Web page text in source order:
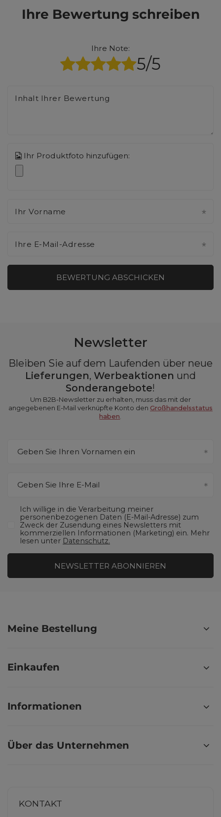
Ihre Bewertung schreiben
Ihre Note:
5/5
Inhalt Ihrer Bewertung
Ihr Produktfoto hinzufügen:
Ihr Vorname
Ihre E-Mail-Adresse
BEWERTUNG ABSCHICKEN
Newsletter
Bleiben Sie auf dem Laufenden über neue
Lieferungen, Werbeaktionen und
Sonderangebote!
Um B2B-Newsletter zu erhalten, muss das mit der
angegebenen E-Mail verknüpfte Konto den Großhandelsstatus
haben
Geben Sie Ihren Vornamen ein
Geben Sie Ihre E-Mail
Ich willige in die Verarbeitung meiner
personenbezogenen Daten (E-Mail-Adresse) zum
Zweck der Zusendung eines Newsletters mit
kommerziellen Informationen (Marketing) ein. Mehr
lesen unter Datenschutz.
NEWSLETTER ABONNIEREN
Meine Bestellung
Einkaufen
Informationen
Über das Unternehmen
KONTAKT